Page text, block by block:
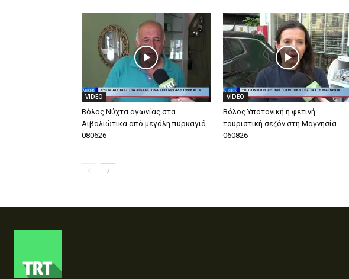
VIDEO
Βόλος Νύχτα αγωνίας στα
Αιβαλιώτικα από μεγάλη πυρκαγιά
080626
VIDEO
Βόλος Υποτονική η φετινή
τουριστική σεζόν στη Μαγνησία
060826